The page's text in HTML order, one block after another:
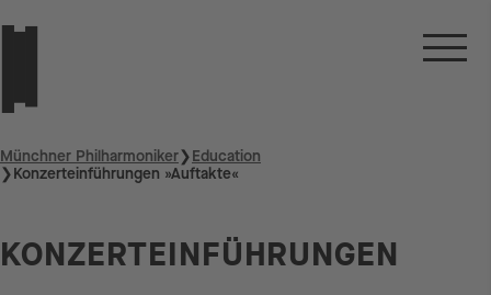
Münchner Philharmoniker❯Education
❯Konzerteinführungen »Auftakte«
KONZERTEINFÜHRUNGEN